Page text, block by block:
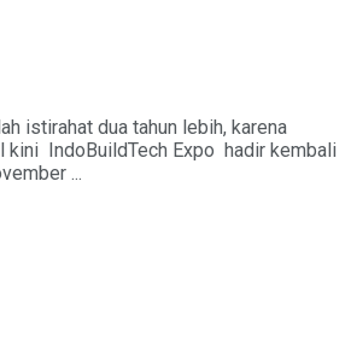
istirahat dua tahun lebih, karena
kini IndoBuildTech Expo hadir kembali
...